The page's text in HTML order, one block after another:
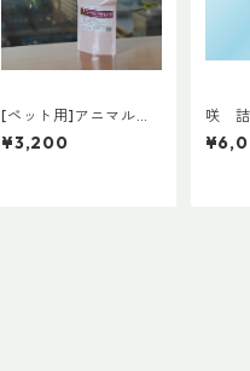
[ペット用]アニマルプ
ラセンタ30粒
¥3,200
咲